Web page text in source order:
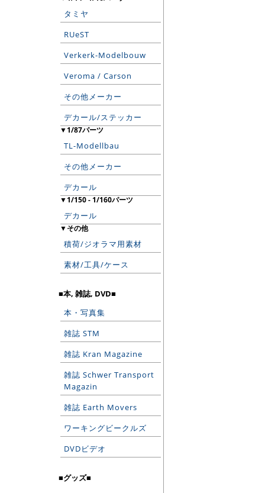
タミヤ
RUeST
Verkerk-Modelbouw
Veroma / Carson
その他メーカー
デカール/ステッカー
▼1/87パーツ
TL-Modellbau
その他メーカー
デカール
▼1/150 - 1/160パーツ
デカール
▼その他
積荷/ジオラマ用素材
素材/工具/ケース
■本, 雑誌, DVD■
本・写真集
雑誌 STM
雑誌 Kran Magazine
雑誌 Schwer Transport
Magazin
雑誌 Earth Movers
ワーキングビークルズ
DVDビデオ
■グッズ■